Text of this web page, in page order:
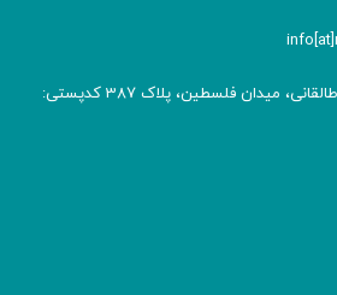
آدرس: پسـتی تهران، خیابان طالقانی، میدان فلسطین، پلاک 387 کدپستی: